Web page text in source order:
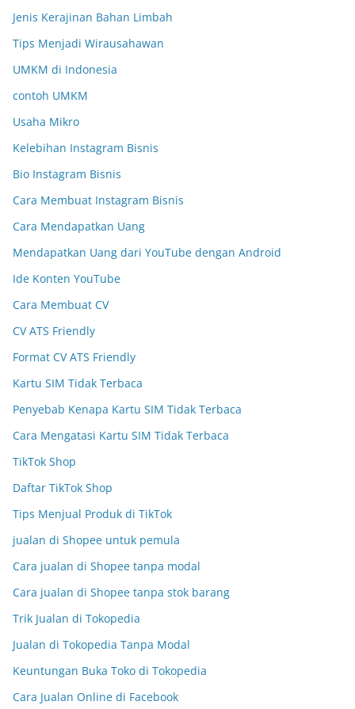
Jenis Kerajinan Bahan Limbah
Tips Menjadi Wirausahawan
UMKM di Indonesia
contoh UMKM
Usaha Mikro
Kelebihan Instagram Bisnis
Bio Instagram Bisnis
Cara Membuat Instagram Bisnis
Cara Mendapatkan Uang
Mendapatkan Uang dari YouTube dengan Android
Ide Konten YouTube
Cara Membuat CV
CV ATS Friendly
Format CV ATS Friendly
Kartu SIM Tidak Terbaca
Penyebab Kenapa Kartu SIM Tidak Terbaca
Cara Mengatasi Kartu SIM Tidak Terbaca
TikTok Shop
Daftar TikTok Shop
Tips Menjual Produk di TikTok
jualan di Shopee untuk pemula
Cara jualan di Shopee tanpa modal
Cara jualan di Shopee tanpa stok barang
Trik Jualan di Tokopedia
Jualan di Tokopedia Tanpa Modal
Keuntungan Buka Toko di Tokopedia
Cara Jualan Online di Facebook